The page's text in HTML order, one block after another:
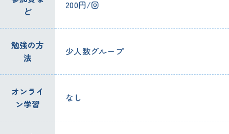
ど
200円/回
勉強の方
法
少人数グループ
オンライ
ン学習
なし